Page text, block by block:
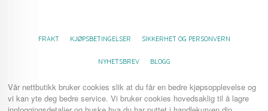
FRAKT KJØPSBETINGELSER SIKKERHET OG PERSONVERN
NYHETSBREV BLOGG
Vår nettbutikk bruker cookies slik at du får en bedre kjøpsopplevelse og
vi kan yte deg bedre service. Vi bruker cookies hovedsaklig til å lagre